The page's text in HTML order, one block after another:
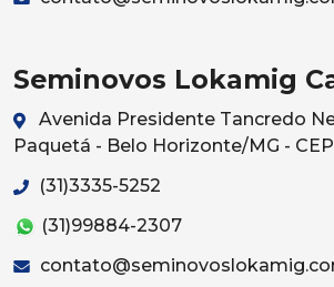
Seminovos Lokamig
Avenida Presidente Tancredo
Paquetá - Belo Horizonte/MG -
(31)3335-5252
(31)99884-2307